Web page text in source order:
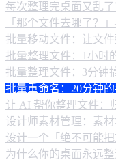
每次整理完桌面又乱
「那个文件去哪了？
批量移动文件：让文
批量整理文件：1小时
批量整理文件：3分钟
批量重命名：20分钟
让 AI 帮你整理文件：
设计师素材管理：素
设计一个「绝不可能
为什么你的桌面永远整